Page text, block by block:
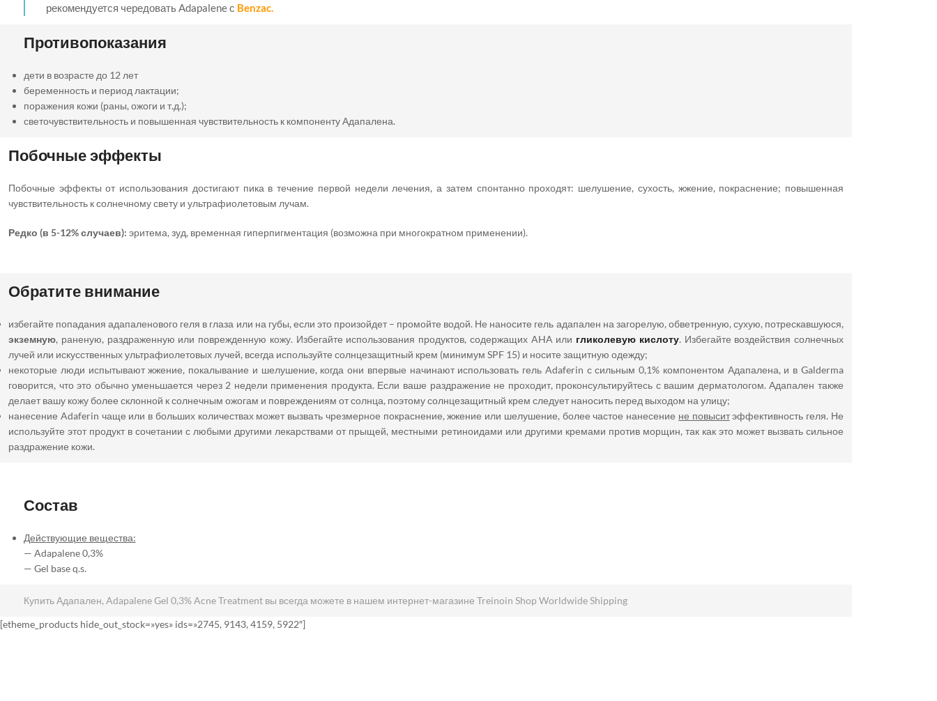
рекомендуется чередовать Adapalene с Benzac.
Противопоказания
дети в возрасте до 12 лет
беременность и период лактации;
поражения кожи (раны, ожоги и т.д.);
светочувствительность и повышенная чувствительность к компоненту Адапалена.
Побочные эффекты
Побочные эффекты от использования достигают пика в течение первой недели лечения, а затем спонтанно проходят: шелушение, сухость, жжение, покраснение; повышенная
чувствительность к солнечному свету и ультрафиолетовым лучам.
Редко (в 5-12% случаев): эритема, зуд, временная гиперпигментация (возможна при многократном применении).
Обратите внимание
избегайте попадания адапаленового геля в глаза или на губы, если это произойдет – промойте водой. Не наносите гель адапален на загорелую, обветренную, сухую, потрескавшуюся,
экземную, раненую, раздраженную или поврежденную кожу. Избегайте использования продуктов, содержащих AHA или гликолевую кислоту. Избегайте воздействия солнечных
лучей или искусственных ультрафиолетовых лучей, всегда используйте солнцезащитный крем (минимум SPF 15) и носите защитную одежду;
некоторые люди испытывают жжение, покалывание и шелушение, когда они впервые начинают использовать гель Adaferin с сильным 0,1% компонентом Адапалена, и в Galderma
говорится, что это обычно уменьшается через 2 недели применения продукта. Если ваше раздражение не проходит, проконсультируйтесь с вашим дерматологом. Адапален также
делает вашу кожу более склонной к солнечным ожогам и повреждениям от солнца, поэтому солнцезащитный крем следует наносить перед выходом на улицу;
нанесение Adaferin чаще или в больших количествах может вызвать чрезмерное покраснение, жжение или шелушение, более частое нанесение не повыситэффективность геля. Не
используйте этот продукт в сочетании с любыми другими лекарствами от прыщей, местными ретиноидами или другими кремами против морщин, так как это может вызвать сильное
раздражение кожи.
Состав
Действующие вещества:
— Adapalene 0,3%
— Gel base q.s.
Купить Адапален, Adapalene Gel 0,3% Acne Treatment вы всегда можете в нашем интернет-магазине Treinoin Shop Worldwide Shipping
[etheme_products hide_out_stock=»yes» ids=»2745, 9143, 4159, 5922″]